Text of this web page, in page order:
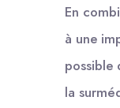
En
à une
possible
la